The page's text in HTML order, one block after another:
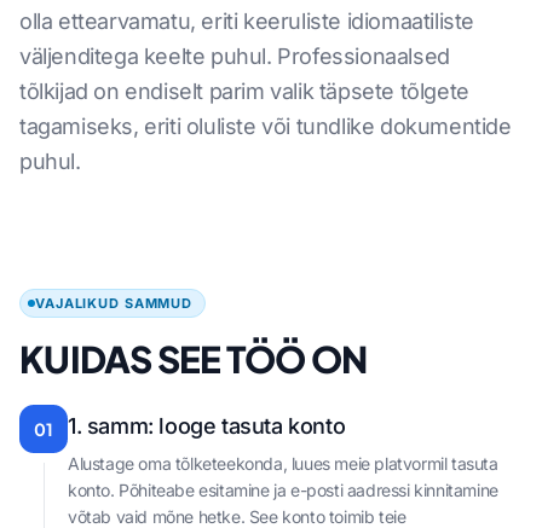
olla ettearvamatu, eriti keeruliste idiomaatiliste
väljenditega keelte puhul. Professionaalsed
tõlkijad on endiselt parim valik täpsete tõlgete
tagamiseks, eriti oluliste või tundlike dokumentide
puhul.
VAJALIKUD SAMMUD
KUIDAS SEE TÖÖ ON
01 1. samm: looge tasuta konto
Alustage oma tõlketeekonda, luues meie platvormil tasuta
konto. Põhiteabe esitamine ja e-posti aadressi kinnitamine
võtab vaid mõne hetke. See konto toimib teie